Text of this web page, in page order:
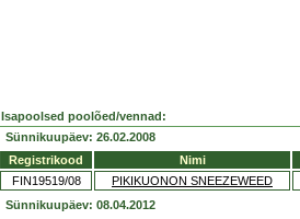
Isapoolsed poolõed/vennad:
Sünnikuupäev: 26.02.2008
Registrikood
Nimi
FIN19519/08
PIKIKUONON SNEEZEWEED
Sünnikuupäev: 08.04.2012